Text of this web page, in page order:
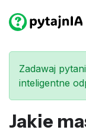
Zadawaj
inteligentne
Jakie